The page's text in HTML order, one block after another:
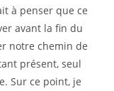
à penser que ce
avant la fin du
notre chemin de
présent, seul
Sur ce point, je